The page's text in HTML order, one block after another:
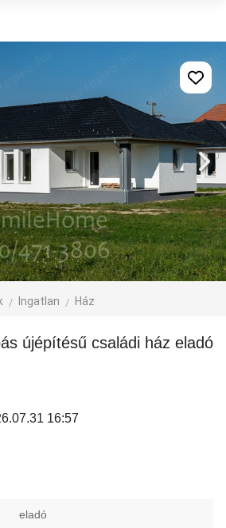
Ingatlan Ház
újépítésű családi ház eladó
16:57
eladó